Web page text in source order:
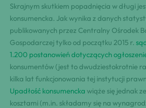
Skrajnym skutkiem popadnięcia w długi
konsumencka. Jak wynika z danych
publikowanych przez Centralny Ośrodek
Gospodarczej tylko od początku 2015 r.
1.200 postanowień dotyczących
konsumentów (jest to dwudziestokrotnie
kilka lat funkcjonowania tej instytucji
Upadłość konsumencka wiąże się jednak
kosztami (m.in. składamy się na